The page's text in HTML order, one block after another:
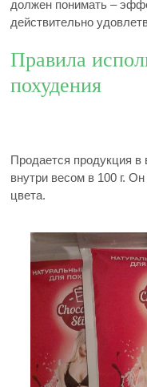
должен понимать –
действительно
Правила
похудения
Продается продукция в
внутри весом в 100 г.
цвета.